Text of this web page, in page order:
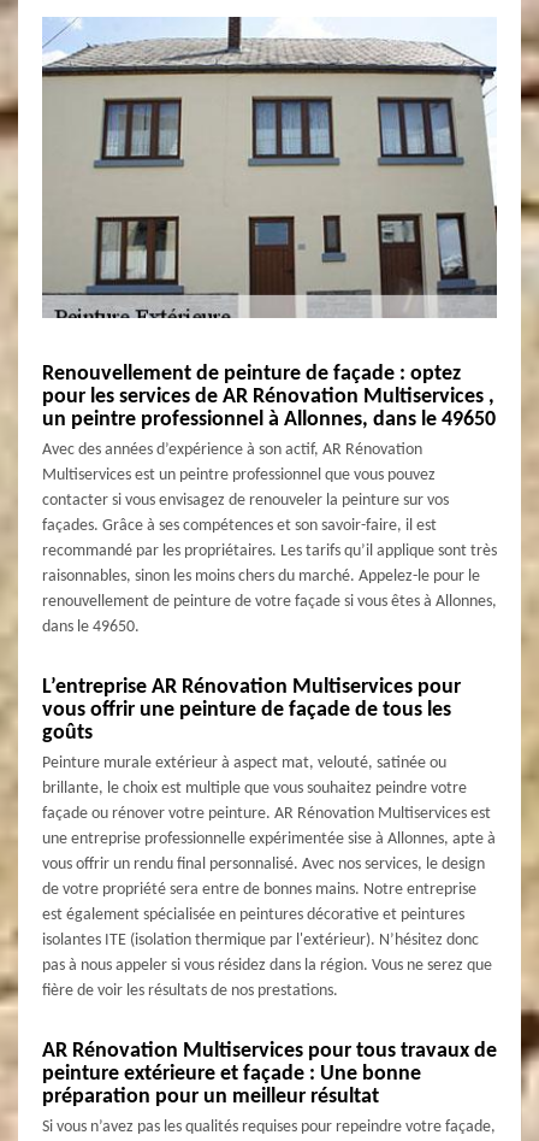
Renouvellement de peinture de façade : optez
pour les services de AR Rénovation Multiservices ,
un peintre professionnel à Allonnes, dans le 49650
Avec des années d’expérience à son actif, AR Rénovation
Multiservices est un peintre professionnel que vous pouvez
contacter si vous envisagez de renouveler la peinture sur vos
façades. Grâce à ses compétences et son savoir-faire, il est
recommandé par les propriétaires. Les tarifs qu’il applique sont très
raisonnables, sinon les moins chers du marché. Appelez-le pour le
renouvellement de peinture de votre façade si vous êtes à Allonnes,
dans le 49650.
L’entreprise AR Rénovation Multiservices pour
vous offrir une peinture de façade de tous les
goûts
Peinture murale extérieur à aspect mat, velouté, satinée ou
brillante, le choix est multiple que vous souhaitez peindre votre
façade ou rénover votre peinture. AR Rénovation Multiservices est
une entreprise professionnelle expérimentée sise à Allonnes, apte à
vous offrir un rendu final personnalisé. Avec nos services, le design
de votre propriété sera entre de bonnes mains. Notre entreprise
est également spécialisée en peintures décorative et peintures
isolantes ITE (isolation thermique par l'extérieur). N’hésitez donc
pas à nous appeler si vous résidez dans la région. Vous ne serez que
fière de voir les résultats de nos prestations.
AR Rénovation Multiservices pour tous travaux de
peinture extérieure et façade : Une bonne
préparation pour un meilleur résultat
Si vous n’avez pas les qualités requises pour repeindre votre façade,